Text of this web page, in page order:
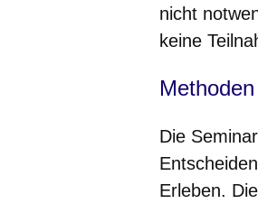
nicht
keine
Die
Erleben.